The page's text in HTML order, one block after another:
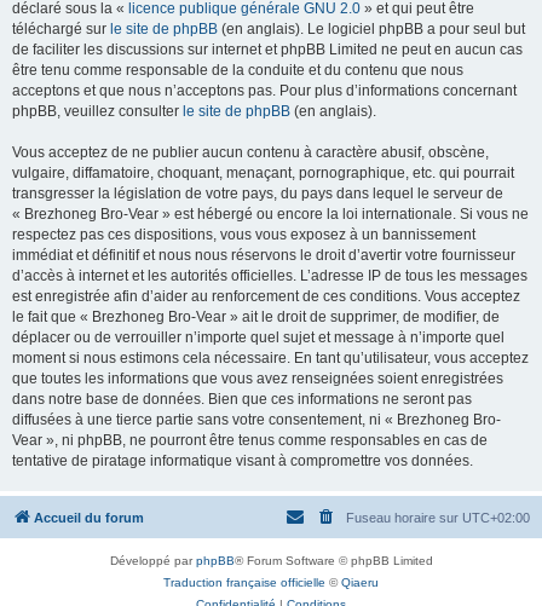
déclaré sous la « licence publique générale GNU 2.0 » et qui peut être
téléchargé sur le site de phpBB (en anglais). Le logiciel phpBB a pour seul but
de faciliter les discussions sur internet et phpBB Limited ne peut en aucun cas
être tenu comme responsable de la conduite et du contenu que nous
acceptons et que nous n’acceptons pas. Pour plus d’informations concernant
phpBB, veuillez consulter le site de phpBB (en anglais).
Vous acceptez de ne publier aucun contenu à caractère abusif, obscène,
vulgaire, diffamatoire, choquant, menaçant, pornographique, etc. qui pourrait
transgresser la législation de votre pays, du pays dans lequel le serveur de
« Brezhoneg Bro-Vear » est hébergé ou encore la loi internationale. Si vous ne
respectez pas ces dispositions, vous vous exposez à un bannissement
immédiat et définitif et nous nous réservons le droit d’avertir votre fournisseur
d’accès à internet et les autorités officielles. L’adresse IP de tous les messages
est enregistrée afin d’aider au renforcement de ces conditions. Vous acceptez
le fait que « Brezhoneg Bro-Vear » ait le droit de supprimer, de modifier, de
déplacer ou de verrouiller n’importe quel sujet et message à n’importe quel
moment si nous estimons cela nécessaire. En tant qu’utilisateur, vous acceptez
que toutes les informations que vous avez renseignées soient enregistrées
dans notre base de données. Bien que ces informations ne seront pas
diffusées à une tierce partie sans votre consentement, ni « Brezhoneg Bro-
Vear », ni phpBB, ne pourront être tenus comme responsables en cas de
tentative de piratage informatique visant à compromettre vos données.
Accueil du forum Fuseau horaire sur UTC+02:00
Développé parphpBB® Forum Software © phpBB Limited
Traduction française officielle ©Qiaeru